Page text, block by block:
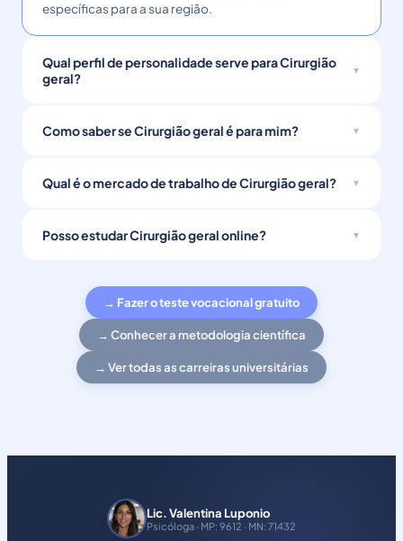
específicas para a sua região.
Qual perfil de personalidade serve para Cirurgião
geral?
Como saber se Cirurgião geral é para mim?
Qual é o mercado de trabalho de Cirurgião geral?
Posso estudar Cirurgião geral online?
→ Fazer o teste vocacional gratuito
→ Conhecer a metodologia científica
→ Ver todas as carreiras universitárias
Lic. Valentina Luponio
Psicóloga · MP: 9612 · MN: 71432